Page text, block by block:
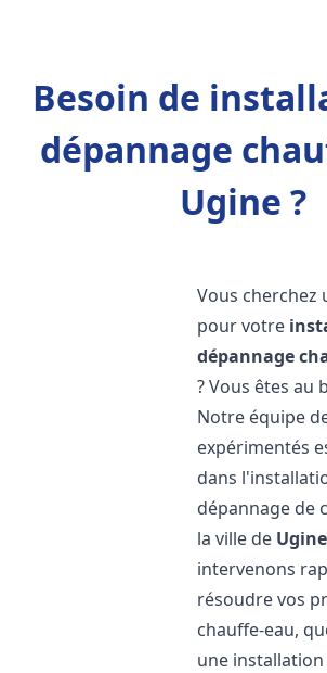
Besoin de
dépannage
Ugine ?
Vous cherchez
pour votre
dépannage
? Vous êtes au
Notre équipe
expérimentés
dans
dépannage de
la ville de Ugine
intervenons
résoudre vos
chauffe-eau,
une